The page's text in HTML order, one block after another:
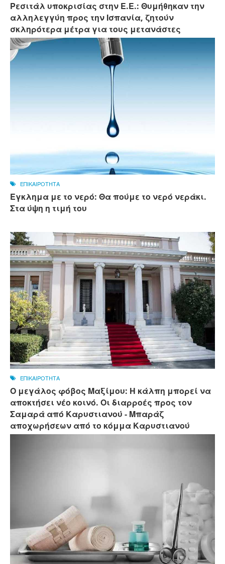
Ρεσιτάλ υποκρισίας στην Ε.Ε.: Θυμήθηκαν την
αλληλεγγύη προς την Ισπανία, ζητούν
σκληρότερα μέτρα για τους μετανάστες
ΕΠΙΚΑΙΡΟΤΗΤΑ
Εγκλημα με το νερό: Θα πούμε το νερό νεράκι.
Στα ύψη η τιμή του
ΕΠΙΚΑΙΡΟΤΗΤΑ
Ο μεγάλος φόβος Μαξίμου: Η κάλπη μπορεί να
αποκτήσει νέο κοινό. Οι διαρροές προς τον
Σαμαρά από Καρυστιανού - Μπαράζ
αποχωρήσεων από το κόμμα Καρυστιανού